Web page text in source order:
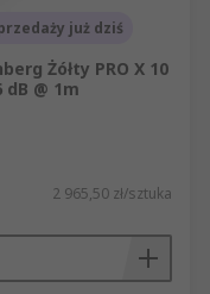
można
ale
pamiętać
już dziś
Żółty PRO X 10
@ 1m
2 965,50 zł/sztuka